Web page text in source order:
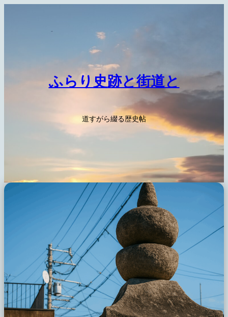
ふらり史跡と街道と
道すがら綴る歴史帖